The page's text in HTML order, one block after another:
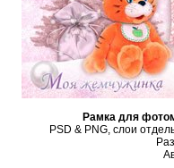
Рамка для
PSD & PNG, слои